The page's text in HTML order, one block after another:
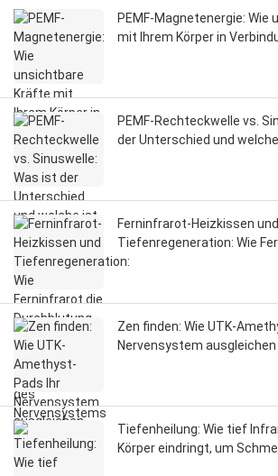
PEMF-Magnetenergie:
mit Ihrem Körper in
PEMF-Rechteckwelle vs.
der Unterschied und
Ferninfrarot-Heizkissen und
Tiefenregeneration: Wie
Durchblutung, die Faszien
Zen finden: Wie UTK-
Nervensystem ausgleichen
Tiefenheilung: Wie tief
Körper eindringt, um